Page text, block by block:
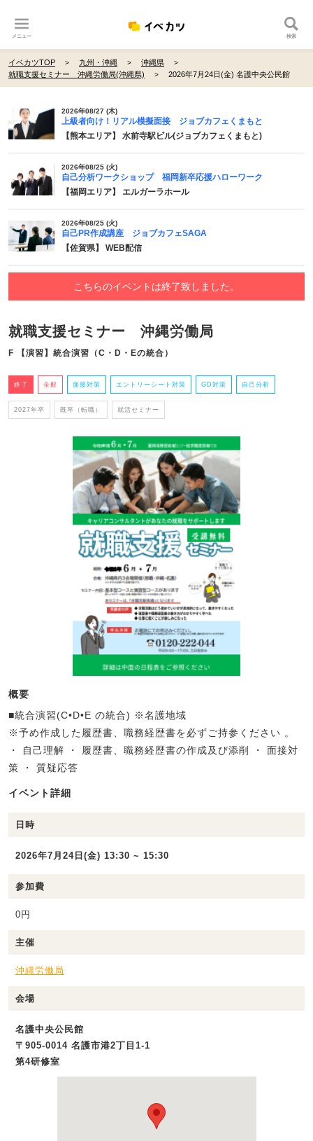
メニュー 検索
イベカツTOP 九州・沖縄
沖縄県
就職支援セミナー 沖縄労働局(沖縄県)
2026年7月24日(金) 名護中央公民館
2026年08/27 (木)
上級者向け！リアル模擬面接 ジョブカフェくまもと
【熊本エリア】 水前寺駅ビル(ジョブカフェくまもと)
2026年08/25 (火)
自己分析ワークショップ 福岡新卒応援ハローワーク
【福岡エリア】 エルガーラホール
2026年08/25 (火)
自己PR作成講座 ジョブカフェSAGA
【佐賀県】 WEB配信
こちらのイベントは終了致しました。
就職支援セミナー 沖縄労働局
F 【演習】統合演習（C・D・Eの統合）
終了 全般 面接対策 エントリーシート対策 GD対策 自己分析
2027年卒 既卒（転職） 就活セミナー
概要
■統合演習(C•D•E の統合) ※名護地域
※予め作成した履歴書、職務経歴書を必ずご持参ください 。
・ 自己理解 ・ 履歴書、職務経歴書の作成及び添削 ・ 面接対
策 ・ 質疑応答
イベント詳細
日時
2026年7月24日(金) 13:30 ~ 15:30
参加費
0円
主催
沖縄労働局
会場
名護中央公民館
〒905-0014 名護市港2丁目1-1
第4研修室